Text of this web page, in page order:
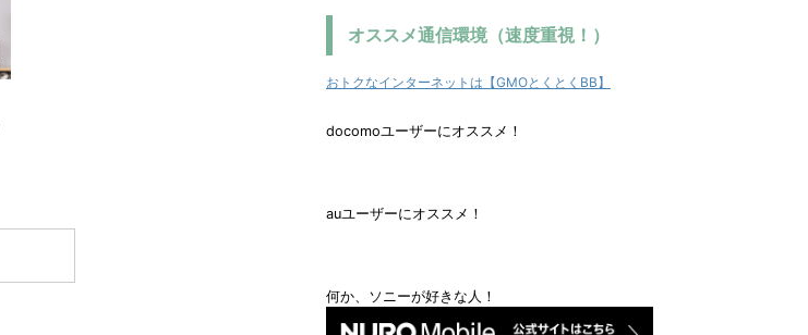
オススメ通信環境（速度重視！）
おトクなインターネットは【GMOとくとくBB】
docomoユーザーにオススメ！
auユーザーにオススメ！
何か、ソニーが好きな人！